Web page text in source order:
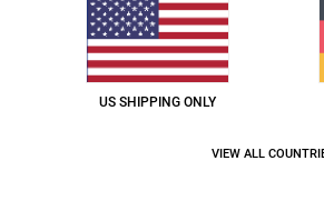
Komfort
US SHIPPING ONLY
VIEW ALL